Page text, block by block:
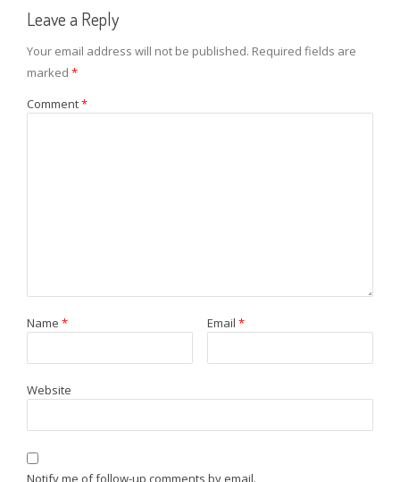
Leave a Reply
Your email address will not be published. Required fields are
marked *
Comment*
Name * Email *
Website
Notify me of follow-up comments by email.